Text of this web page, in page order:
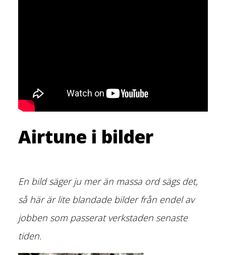
Airtune i bilder
En bild säger ju mer än massa ord sägs det,
så här är lite blandade bilder från endel av
jobben som passerat verkstaden senaste
tiden.